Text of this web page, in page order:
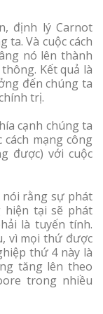
định lý Carnot
ta. Và cuộc cách
nó lên thành
Kết quả là
đến chúng ta
trị.
cạnh chúng ta
mạng công
được) với cuộc
nói rằng sự phát
hiện tại sẽ phát
là tuyến tính.
vì mọi thứ được
thứ 4 này là
tăng lên theo
trong nhiều